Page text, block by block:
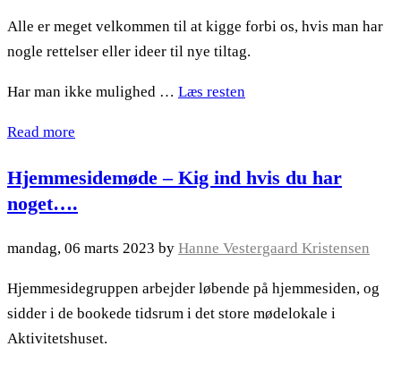
Alle er meget velkommen til at kigge forbi os, hvis man har
nogle rettelser eller ideer til nye tiltag.
Har man ikke mulighed … Læs resten
Read more
Hjemmesidemøde – Kig ind hvis du har
noget….
mandag, 06 marts 2023 by Hanne Vestergaard Kristensen
Hjemmesidegruppen arbejder løbende på hjemmesiden, og
sidder i de bookede tidsrum i det store mødelokale i
Aktivitetshuset.